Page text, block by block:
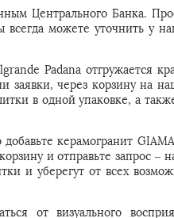
Центрального Банка.
можете уточнить у
Padana отгружается
заявки, через корзину на
в одной упаковке, а
керамогранит
и отправьте запрос –
и уберегут от всех
от визуального